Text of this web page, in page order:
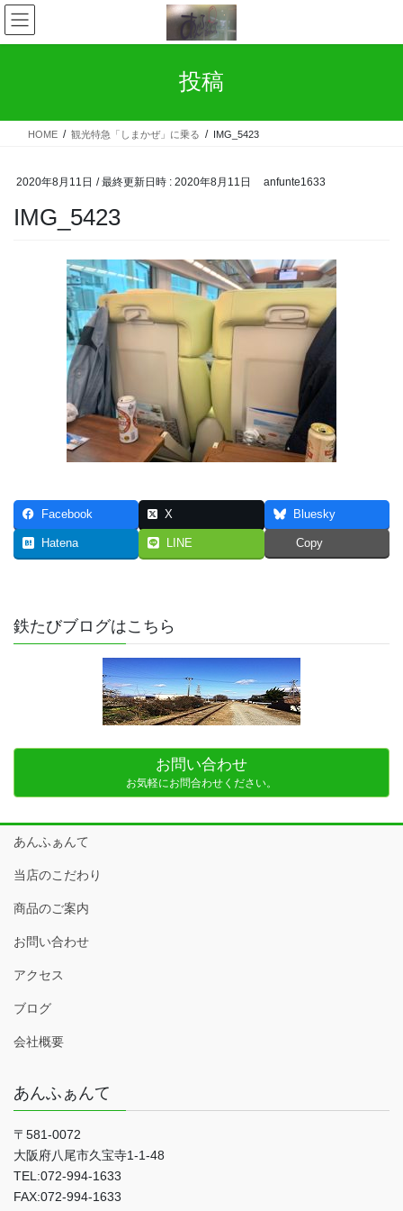
コ
ン
テ
ス
ナ
ビ
ゲ
ン
投稿
HOME 観光特急「しまかぜ」に乗る IMG_5423
2020年8月11日 / 最終更新日時 : 2020年8月11日 anfunte1633
IMG_5423
Facebook X Bluesky
Hatena LINE Copy
鉄たびブログはこちら
お問い合わせ
お気軽にお問合わせください。
あんふぁんて
当店のこだわり
商品のご案内
お問い合わせ
アクセス
ブログ
会社概要
あんふぁんて
〒581-0072
大阪府八尾市久宝寺1-1-48
TEL:072-994-1633
FAX:072-994-1633